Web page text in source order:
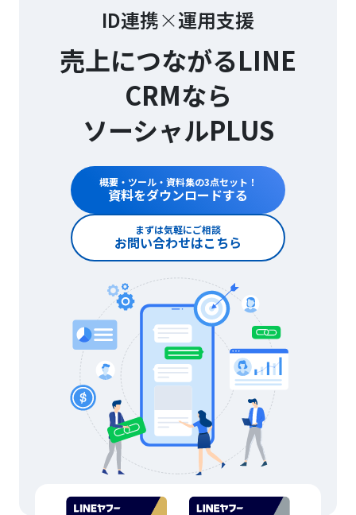
ID連携×運用支援
売上につながるLINE
CRMなら
ソーシャルPLUS
概要・ツール・資料集の3点セット！
資料をダウンロードする
まずは気軽にご相談
お問い合わせはこちら